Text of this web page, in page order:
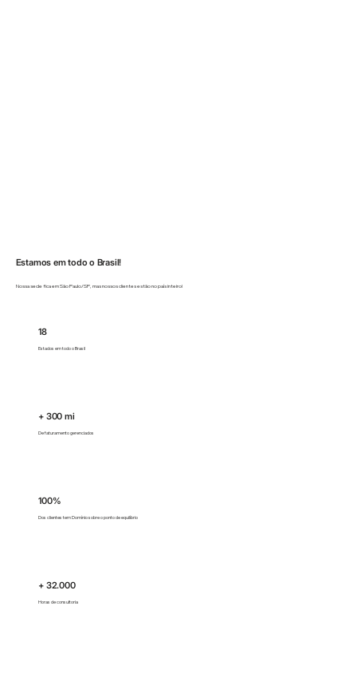
Estamos em todo o Brasil!
Nossa sede fica em São Paulo/SP, mas nossos clientes estão no país inteiro!
18
Estados em todo o Brasil
+ 300 mi
De faturamento gerenciados
100%
Dos clientes tem Domínio sobre o ponto de equilíbrio
+ 32.000
Horas de consultoria